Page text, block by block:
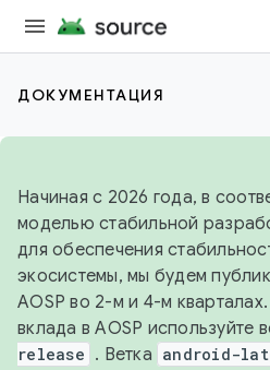
ДОКУМЕНТАЦИЯ
Начиная с 2026 года, в
моделью стабильной
для обеспечения
экосистемы, мы будем
AOSP во 2-м и 4-м
вклада в AOSP используйте
release . Ветка android-